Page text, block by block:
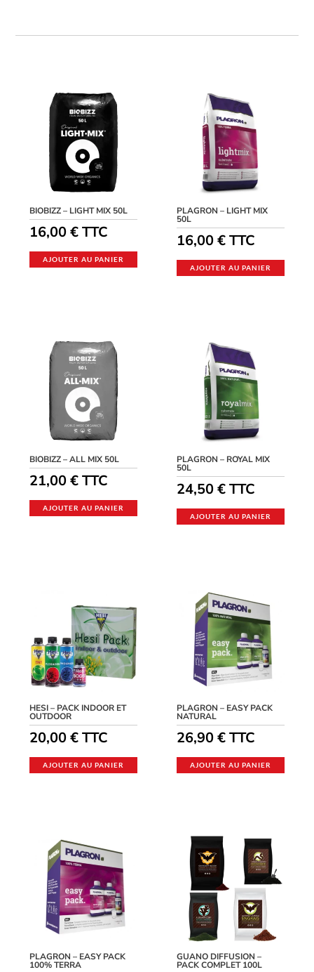
BIOBIZZ – LIGHT MIX 50L
16,00€ TTC
AJOUTER AU PANIER
PLAGRON – LIGHT MIX
50L
16,00€TTC
AJOUTER AU PANIER
BIOBIZZ – ALL MIX 50L
21,00€ TTC
AJOUTER AU PANIER
PLAGRON – ROYAL MIX
50L
24,50€TTC
AJOUTER AU PANIER
HESI – PACK INDOOR ET
OUTDOOR
20,00€ TTC
AJOUTER AU PANIER
PLAGRON – EASY PACK
NATURAL
26,90€TTC
AJOUTER AU PANIER
PLAGRON – EASY PACK
100% TERRA
GUANO DIFFUSION –
PACK COMPLET 100L